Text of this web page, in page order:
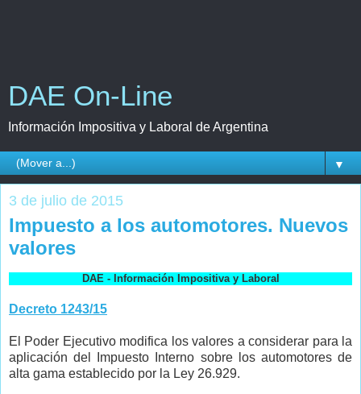
DAE On-Line
Información Impositiva y Laboral de Argentina
▼
3 de julio de 2015
Impuesto a los automotores. Nuevos
valores
DAE - Información Impositiva y Laboral
Decreto 1243/15
El Poder Ejecutivo modifica los valores a considerar para la
aplicación del Impuesto Interno sobre los automotores de
alta gama establecido por la Ley 26.929.